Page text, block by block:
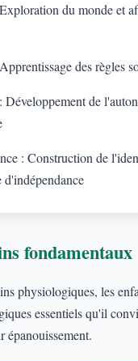
du monde et
des règles
Développement de
: Construction de
d'indépendance
fondamentaux
physiologiques, les
essentiels qu'il
épanouissement.